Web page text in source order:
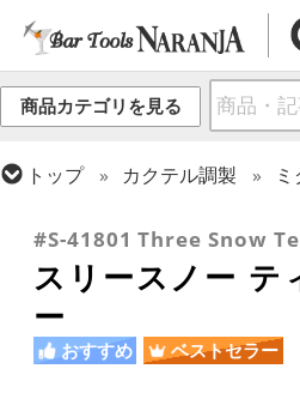
商品カテゴリを見る
トップ カクテル調製
#S-41801 Three Snow
スリースノー テ
ー
おすすめ ベストセラー